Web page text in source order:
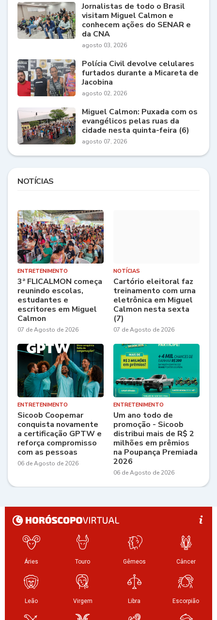
Jornalistas de todo o Brasil
visitam Miguel Calmon e
conhecem ações do SENAR e
da CNA
agosto 03, 2026
Polícia Civil devolve celulares
furtados durante a Micareta de
Jacobina
agosto 02, 2026
Miguel Calmon: Puxada com os
evangélicos pelas ruas da
cidade nesta quinta-feira (6)
agosto 07, 2026
NOTÍCIAS
ENTRETENIMENTO
3ª FLICALMON começa
reunindo escolas,
estudantes e
escritores em Miguel
Calmon
07 de Agosto de 2026
NOTÍCIAS
Cartório eleitoral faz
treinamento com urna
eletrônica em Miguel
Calmon nesta sexta
(7)
07 de Agosto de 2026
ENTRETENIMENTO
Sicoob Coopemar
conquista novamente
a certificação GPTW e
reforça compromisso
com as pessoas
06 de Agosto de 2026
ENTRETENIMENTO
Um ano todo de
promoção - Sicoob
distribui mais de R$ 2
milhões em prêmios
na Poupança Premiada
2026
06 de Agosto de 2026